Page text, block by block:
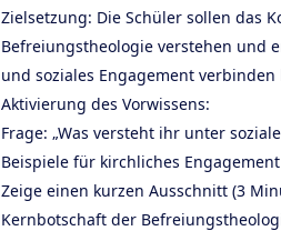
Zielsetzung: Die Schüler sollen das
Befreiungstheologie verstehen und
und soziales Engagement verbinden
Aktivierung des Vorwissens:
Frage: „Was versteht ihr unter
Beispiele für kirchliches
Zeige einen kurzen Ausschnitt (3
Kernbotschaft der